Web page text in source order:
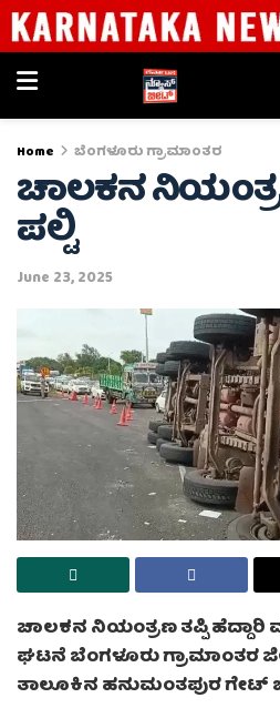
Home ಬೆಂಗಳೂರು ಗ್ರಾಮಾಂತರ
ಚಾಲಕನ
ಪಲ್ಟಿ
June 23, 2025
ಚಾಲಕನ ನಿಯಂತ್ರಣ ತಪ್ಪಿ ಹೆದ್ದಾರಿ
ಘಟನೆ ಬೆಂಗಳೂರು ಗ್ರಾಮಾಂತರ
ತಾಲೂಕಿನ ಹನುಮಂತಪುರ ಗೇಟ್